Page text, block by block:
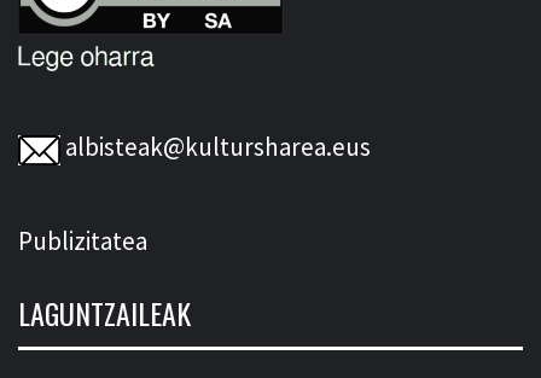
albisteak@kultursharea.eus
Publizitatea
LAGUNTZAILEAK